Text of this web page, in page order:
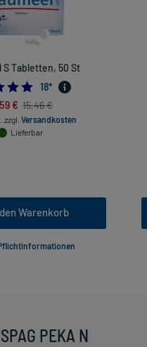
PEKA N
S Tabletten, 50 St
4.944444444444445
18*
€ 15,46 €
zzgl. Versandkosten
Lieferbar
Warenkorb